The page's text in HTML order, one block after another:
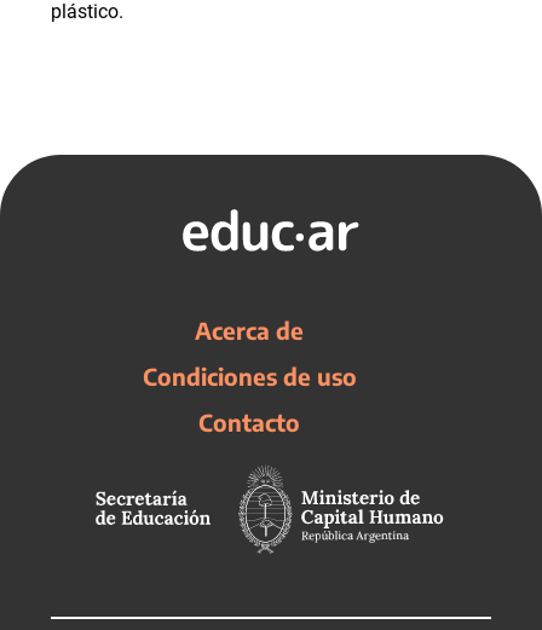
plástico.
Acerca de
Condiciones de uso
Contacto